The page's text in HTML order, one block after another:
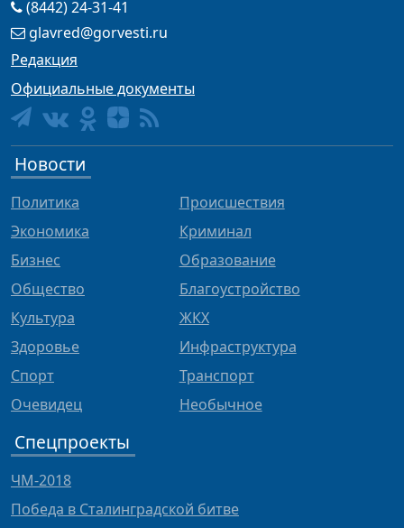
(8442) 24-31-41
glavred@gorvesti.ru
Редакция
Официальные документы
Новости
Политика
Экономика
Бизнес
Общество
Культура
Здоровье
Спорт
Очевидец
Происшествия
Криминал
Образование
Благоустройство
ЖКХ
Инфраструктура
Транспорт
Необычное
Спецпроекты
ЧМ-2018
Победа в Сталинградской битве